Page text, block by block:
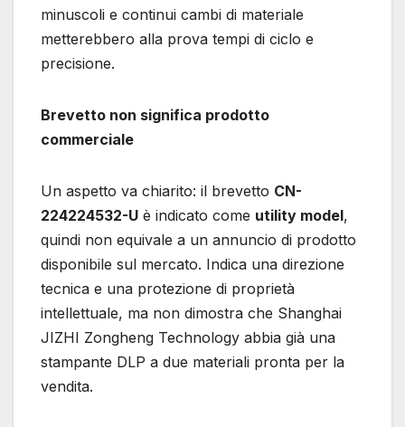
minuscoli e continui cambi di materiale
metterebbero alla prova tempi di ciclo e
precisione.
Brevetto non significa prodotto
commerciale
Un aspetto va chiarito: il brevetto CN-
224224532-U è indicato come utility model,
quindi non equivale a un annuncio di prodotto
disponibile sul mercato. Indica una direzione
tecnica e una protezione di proprietà
intellettuale, ma non dimostra che Shanghai
JIZHI Zongheng Technology abbia già una
stampante DLP a due materiali pronta per la
vendita.